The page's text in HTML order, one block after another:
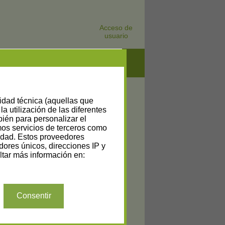
Acceso de
usuario
técnica (aquellas que
utilización de las diferentes
para personalizar el
servicios de terceros como
Estos proveedores
únicos, direcciones IP y
más información en:
Consentir